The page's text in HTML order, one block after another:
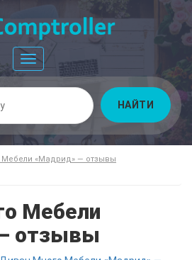
Toggle
navigation
НАЙТИ
«Мадрид» — отзывы
Мебели
отзывы